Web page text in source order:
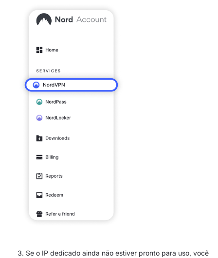
Se o IP dedicado ainda não estiver pronto para uso, você